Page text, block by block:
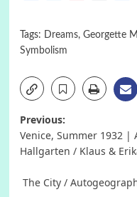
Tags: Dreams, Georgette
Symbolism
Post
navigation
Previous:
Venice, Summer 1932 |
Hallgarten / Klaus &
The City /